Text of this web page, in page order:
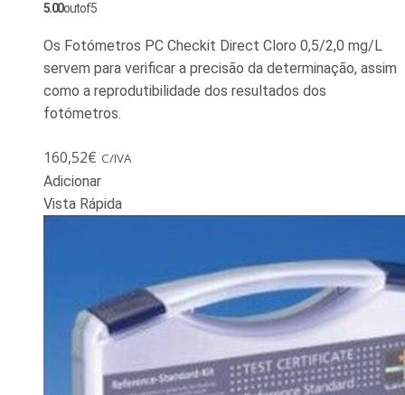
5.00out of 5
Os Fotómetros PC Checkit Direct Cloro 0,5/2,0 mg/L
servem para verificar a precisão da determinação, assim
como a reprodutibilidade dos resultados dos
fotómetros.
160,52€ C/IVA
Adicionar
Vista Rápida